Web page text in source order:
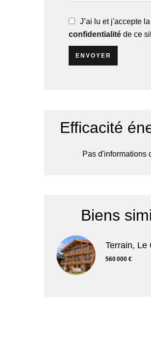
J’ai lu et j'accepte la
confidentialité de ce
ENVOYER
Efficacité
Pas d'informations
Biens
Terrain, Le
560 000 €